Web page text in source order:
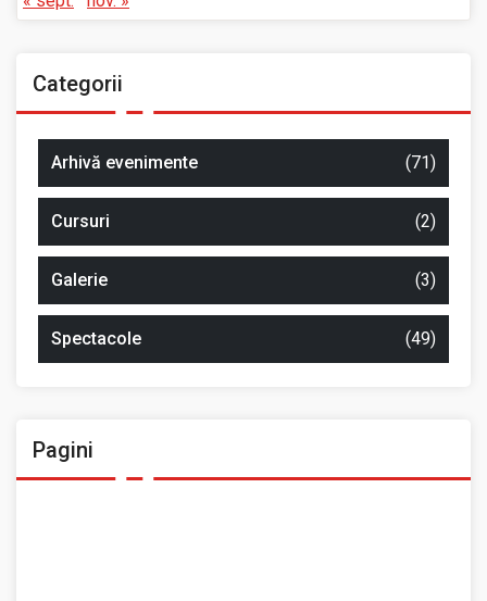
Categorii
Arhivă evenimente (71)
Cursuri (2)
Galerie (3)
Spectacole (49)
Pagini